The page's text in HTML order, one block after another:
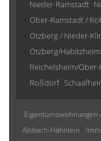
Nieder-Ramstadt
Ober-Ramstadt /
Otzberg / Nieder-
Otzberg/Habitzheim
Reichelsheim/
Roßdorf
Eigentumswohnungen
Alsbach-Hähnlein